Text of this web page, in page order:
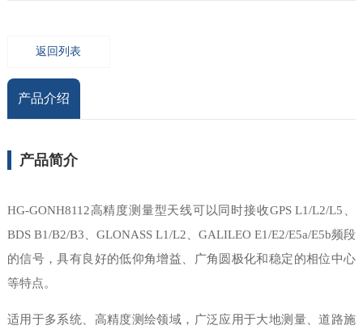
返回列表
产品介绍
产品简介
HG-GONH8112高精度测量型天线可以同时接收GPS L1/L2/L5、
BDS B1/B2/B3、GLONASS L1/L2、GALILEO E1/E2/E5a/E5b频段
的信号，具有良好的低仰角增益、广角圆极化和稳定的相位中心
等特点。
适用于多系统、高精度测绘领域，广泛应用于大地测量、道路施